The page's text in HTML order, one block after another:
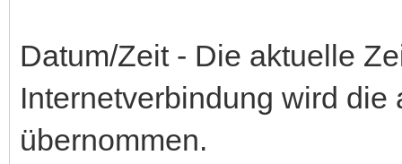
Datum/Zeit - Die aktuelle
Internetverbindung wird die
übernommen.